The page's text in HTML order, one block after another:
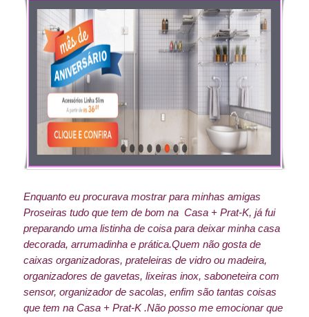
Enquanto eu procurava mostrar para minhas amigas
Proseiras tudo que tem de bom na Casa + Prat-K, já fui
preparando uma listinha de coisa para deixar minha casa
decorada, arrumadinha e prática.Quem não gosta de
caixas organizadoras, prateleiras de vidro ou madeira,
organizadores de gavetas, lixeiras inox, saboneteira com
sensor, organizador de sacolas, enfim são tantas coisas
que tem na Casa + Prat-K .Não posso me emocionar que